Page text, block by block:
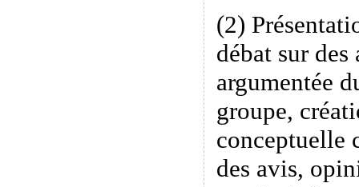
(2)
débat sur
argumentée
groupe,
conceptuelle
des avis,